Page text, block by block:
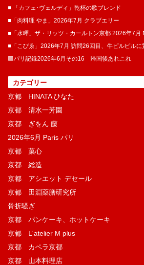
■ 「カフェ･ヴェルディ」乾杯の歌ブレンド
■「肉料理 やま」2026年7月 クラブエリー
■「水暉」ザ・リッツ・カールトン京都 2026年7月
■「こぴゑ」2026年7月 訪問26回目、牛ピルピルに
🟦パリ記録2026年6月その16 帰国後あれこれ
カテゴリー
京都 HINATA ひなた
京都 清水一芳園
京都 ぎをん 藤
2026年6月 Paris パリ
京都 菓​心
京都 総造
京都 アシエット デセール
京都 田淵薬膳研究所
骨折騒ぎ
京都 パンケーキ、ホットケーキ
京都 L'atelier M plus
京都 カペラ京都
京都 山本料理店